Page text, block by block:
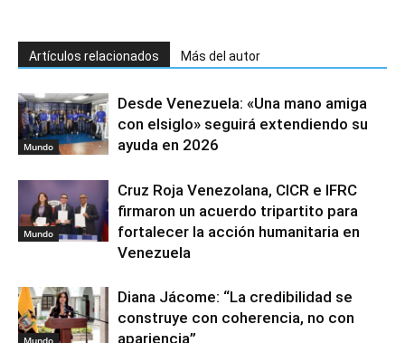
Artículos relacionados Más del autor
Mundo
Desde Venezuela: «Una mano amiga
con elsiglo» seguirá extendiendo su
ayuda en 2026
Mundo
Cruz Roja Venezolana, CICR e IFRC
firmaron un acuerdo tripartito para
fortalecer la acción humanitaria en
Venezuela
Diana Jácome: “La credibilidad se
construye con coherencia, no con
apariencia”